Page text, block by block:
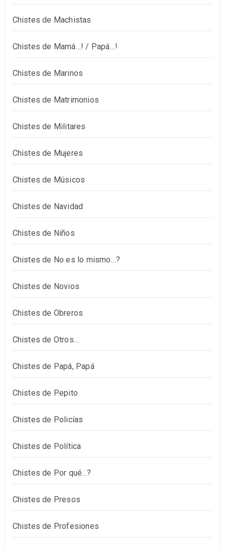
Chistes de Machistas
Chistes de Mamá…! / Papá…!
Chistes de Marinos
Chistes de Matrimonios
Chistes de Militares
Chistes de Mujeres
Chistes de Músicos
Chistes de Navidad
Chistes de Niños
Chistes de No es lo mismo…?
Chistes de Novios
Chistes de Obreros
Chistes de Otros…
Chistes de Papá, Papá
Chistes de Pepito
Chistes de Policías
Chistes de Política
Chistes de Por qué…?
Chistes de Presos
Chistes de Profesiones